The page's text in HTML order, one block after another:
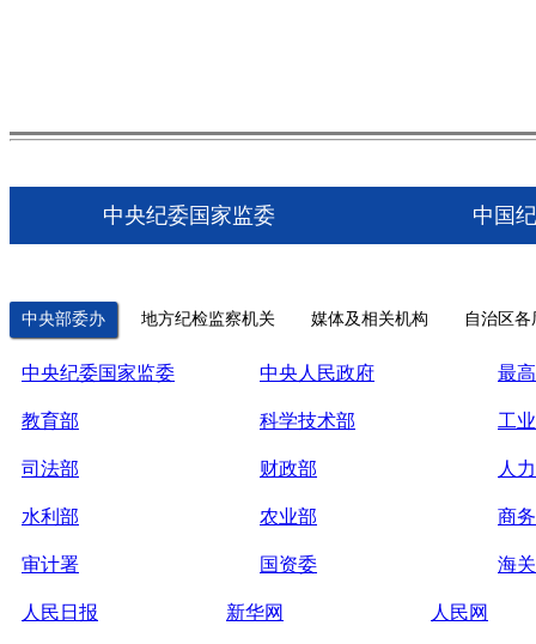
中央纪委国家监委 中国
中央部委办 地方纪检监察机关 媒体及相关机构 自治区
中央纪委国家监委 中央人民政府 最
教育部 科学技术部 工
司法部 财政部 人
水利部 农业部 商
审计署 国资委 海
人民日报 新华网 人民网